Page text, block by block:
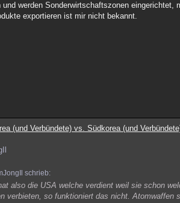
und werden Sonderwirtschaftszonen
exportieren ist mir nicht bekannt.
(und Verbündete) vs. Südkorea (und
schrieb:
also die USA welche verdient weil sie schon
verbieten, so funktioniert das nicht. Atomwaffen